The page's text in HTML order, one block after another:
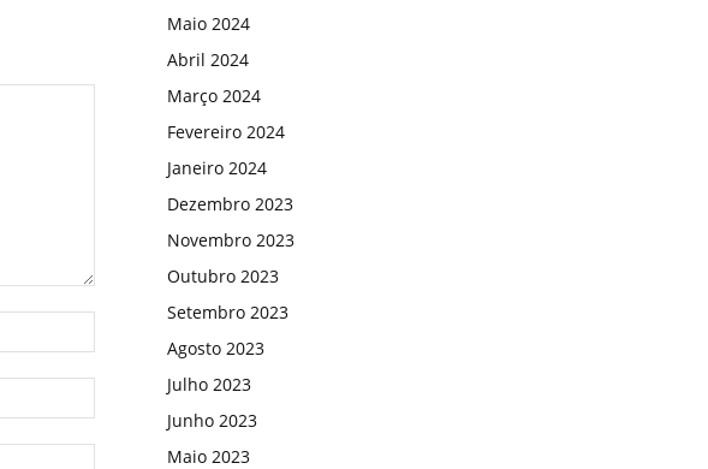
Maio 2024
Abril 2024
Março 2024
Fevereiro 2024
Janeiro 2024
Dezembro 2023
Novembro 2023
Outubro 2023
Setembro 2023
Agosto 2023
Julho 2023
Junho 2023
Maio 2023